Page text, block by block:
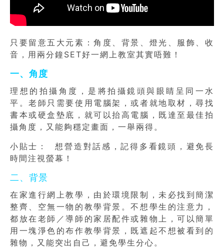
只要留意五大元素：角度、背景、燈光、服飾、收
音，用兩分鐘SET好一網上教室其實唔難！
一、角度
理想的拍攝角度，是將拍攝鏡頭與眼睛呈同一水
平。老師只需要使用電腦架，或者就地取材，尋找
書本或硬盒墊底，就可以抬高電腦，既達至最佳拍
攝角度，又能夠穩定畫面，一舉兩得。
小貼士： 想營造對話感，記得多看鏡頭，避免長
時間注視螢幕！
二、背景
在家進行網上教學，由於環境限制，未必找到簡潔
整齊、空無一物的教學背景。不想學生的注意力，
都放在老師／導師的家居配件或雜物上，可以簡單
用一塊淨色的布作教學背景，既遮起不想被看到的
雜物，又能突出自己，避免學生分心。